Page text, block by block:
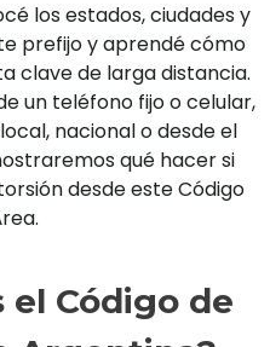
los estados, ciudades y
prefijo y aprendé cómo
clave de larga distancia.
un teléfono fijo o celular,
nacional o desde el
qué hacer si
desde este Código
el Código de